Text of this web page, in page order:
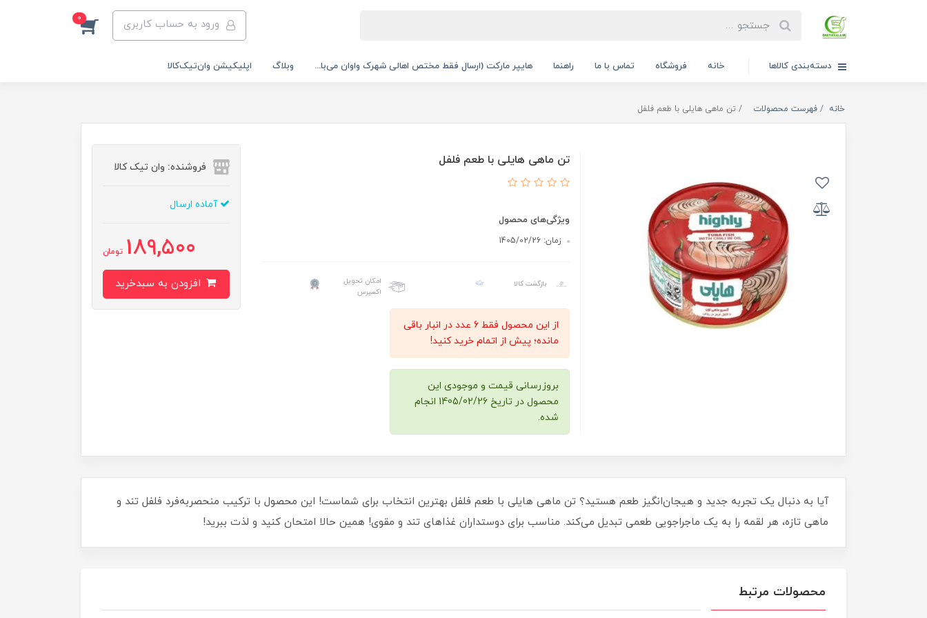
ورود به حساب کاربری 0
دسته‌بندی کالاها خانه فروشگاه تماس با ما راهنما هایپر مارکت (ارسال فقط مختص اهالی شهرک واوان می‌با... وبلاگ اپلیکیشن وان‌تیک‌کالا‌
خانه فهرست محصولات تن ماهی هایلی با طعم فلفل
تن ماهی هایلی با طعم فلفل
ویژگی‌های محصول
زمان: 1405/02/26
بازگشت کالا
امکان تحویل
اکسپرس
از این محصول فقط 6 عدد در انبار باقی
مانده؛ پیش از اتمام خرید کنید!
بروزرسانی قیمت و موجودی این
محصول در تاریخ 1405/02/26 انجام
شده.
فروشنده: وان تیک کالا
آماده ارسال
189,500 تومان
آیا به دنبال یک تجربه جدید و هیجان‌انگیز طعم هستید؟ تن ماهی هایلی با طعم فلفل بهترین انتخاب برای شماست! این محصول با ترکیب منحصربه‌فرد فلفل تند و
ماهی تازه، هر لقمه را به یک ماجراجویی طعمی تبدیل می‌کند. مناسب برای دوستداران غذاهای تند و مقوی! همین حالا امتحان کنید و لذت ببرید!
محصولات مرتبط